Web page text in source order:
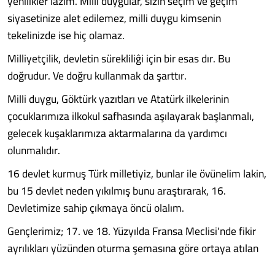
siyasetinize alet edilemez, milli duygu kimsenin
tekelinizde ise hiç olamaz.
Milliyetçilik, devletin sürekliliĝi için bir esas dır. Bu
doğrudur. Ve doğru kullanmak da şarttır.
Milli duygu, Göktürk yazıtları ve Atatürk ilkelerinin
çocuklarımıza ilkokul safhasında aşılayarak başlanmalı,
gelecek kuşaklarımıza aktarmalarına da yardımcı
olunmalıdır.
16 devlet kurmuş Türk milletiyiz, bunlar ile övünelim lakin,
bu 15 devlet neden yıkılmış bunu araştırarak, 16.
Devletimize sahip çıkmaya öncü olalım.
Gençlerimiz; 17. ve 18. Yüzyılda Fransa Meclisi'nde fikir
ayrılıkları yüzünden oturma şemasına göre ortaya atılan